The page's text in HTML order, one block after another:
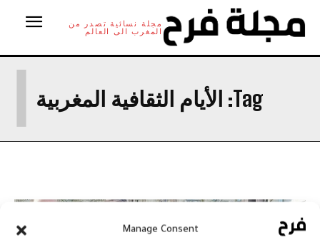
Manage Consent
مجلة نسائية تصدر من
المغرب الى العالم
Tag: الأيام الثقافية المغربية